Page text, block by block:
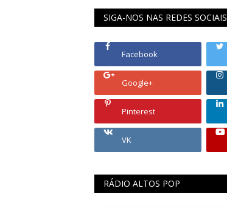
SIGA-NOS NAS REDES SOCIAIS
Facebook
Google+
Pinterest
VK
RÁDIO ALTOS POP